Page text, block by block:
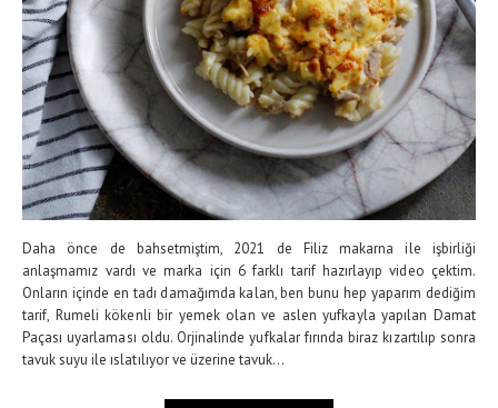
Daha önce de bahsetmiştim, 2021 de Filiz makarna ile işbirliği
anlaşmamız vardı ve marka için 6 farklı tarif hazırlayıp video çektim.
Onların içinde en tadı damağımda kalan, ben bunu hep yaparım dediğim
tarif, Rumeli kökenli bir yemek olan ve aslen yufkayla yapılan Damat
Paçası uyarlaması oldu. Orjinalinde yufkalar fırında biraz kızartılıp sonra
tavuk suyu ile ıslatılıyor ve üzerine tavuk...